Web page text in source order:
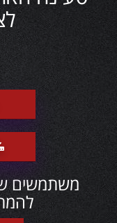
משתמשים